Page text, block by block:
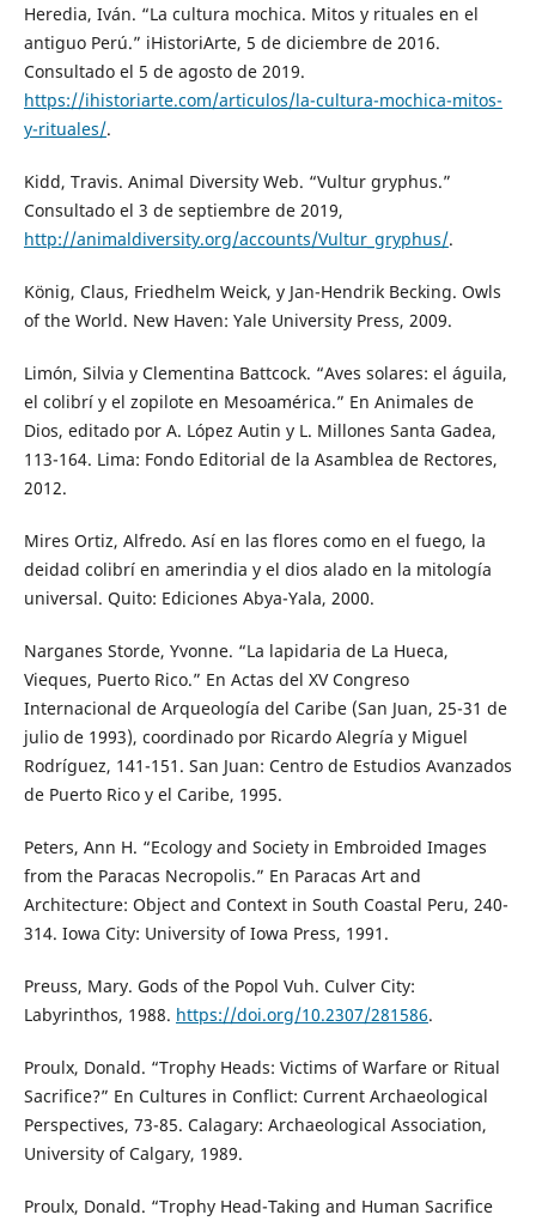
Heredia, Iván. “La cultura mochica. Mitos y rituales en el
antiguo Perú.” iHistoriArte, 5 de diciembre de 2016.
Consultado el 5 de agosto de 2019.
https://ihistoriarte.com/articulos/la-cultura-mochica-mitos-
y-rituales/.
Kidd, Travis. Animal Diversity Web. “Vultur gryphus.”
Consultado el 3 de septiembre de 2019,
http://animaldiversity.org/accounts/Vultur_gryphus/.
König, Claus, Friedhelm Weick, y Jan-Hendrik Becking. Owls
of the World. New Haven: Yale University Press, 2009.
Limón, Silvia y Clementina Battcock. “Aves solares: el águila,
el colibrí y el zopilote en Mesoamérica.” En Animales de
Dios, editado por A. López Autin y L. Millones Santa Gadea,
113-164. Lima: Fondo Editorial de la Asamblea de Rectores,
2012.
Mires Ortiz, Alfredo. Así en las flores como en el fuego, la
deidad colibrí en amerindia y el dios alado en la mitología
universal. Quito: Ediciones Abya-Yala, 2000.
Narganes Storde, Yvonne. “La lapidaria de La Hueca,
Vieques, Puerto Rico.” En Actas del XV Congreso
Internacional de Arqueología del Caribe (San Juan, 25-31 de
julio de 1993), coordinado por Ricardo Alegría y Miguel
Rodríguez, 141-151. San Juan: Centro de Estudios Avanzados
de Puerto Rico y el Caribe, 1995.
Peters, Ann H. “Ecology and Society in Embroided Images
from the Paracas Necropolis.” En Paracas Art and
Architecture: Object and Context in South Coastal Peru, 240-
314. Iowa City: University of Iowa Press, 1991.
Preuss, Mary. Gods of the Popol Vuh. Culver City:
Labyrinthos, 1988. https://doi.org/10.2307/281586.
Proulx, Donald. “Trophy Heads: Victims of Warfare or Ritual
Sacrifice?” En Cultures in Conflict: Current Archaeological
Perspectives, 73-85. Calagary: Archaeological Association,
University of Calgary, 1989.
Proulx, Donald. “Trophy Head-Taking and Human Sacrifice